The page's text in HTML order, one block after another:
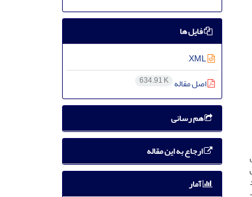
2/0 درصد
فایل ها
XML
اصل مقاله 634.91 K
هم رسانی
ارجاع به این مقاله
آمار